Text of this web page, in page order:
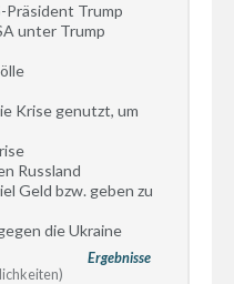
Präsident Trump
unter Trump
Krise genutzt, um
Russland
Geld bzw. geben zu
die Ukraine
Ergebnisse